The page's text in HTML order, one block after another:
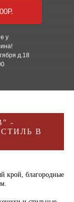
у
д.18
-
В
крой, благородные